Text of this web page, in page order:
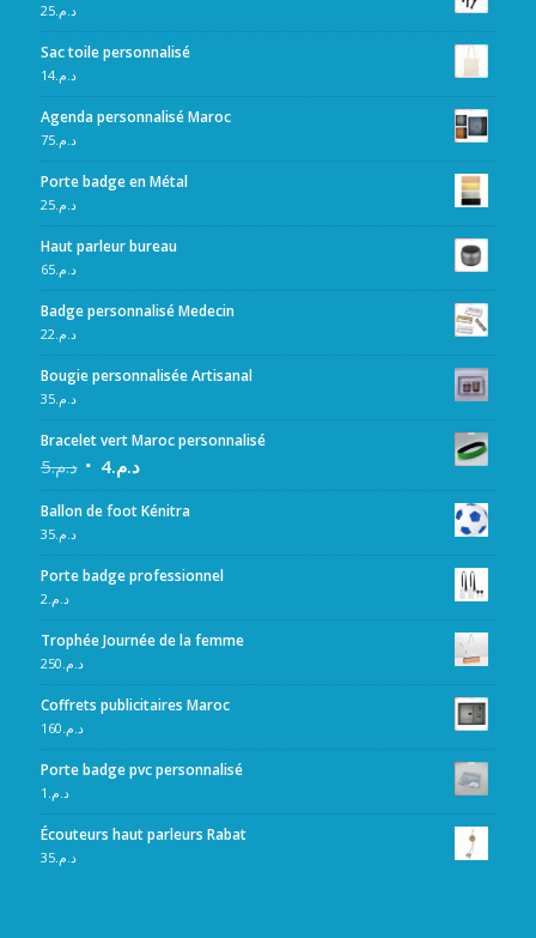
د.م.25
Sac toile personnalisé
د.م.14
Agenda personnalisé Maroc
د.م.75
Porte badge en Métal
د.م.25
Haut parleur bureau
د.م.65
Badge personnalisé Medecin
د.م.22
Bougie personnalisée Artisanal
د.م.35
Bracelet vert Maroc personnalisé
د.م.5 د.م.4
Ballon de foot Kénitra
د.م.35
Porte badge professionnel
د.م.2
Trophée Journée de la femme
د.م.250
Coffrets publicitaires Maroc
د.م.160
Porte badge pvc personnalisé
د.م. 1
Écouteurs haut parleurs Rabat
د.م.35